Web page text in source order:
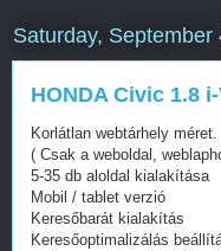
Saturday, September
HONDA Civic 1.8
Korlátlan webtárhely méret.
( Csak a weboldal,
5-35 db aloldal kialakítása
Mobil / tablet verzió
Keresőbarát kialakítás
Keresőoptimalizálás